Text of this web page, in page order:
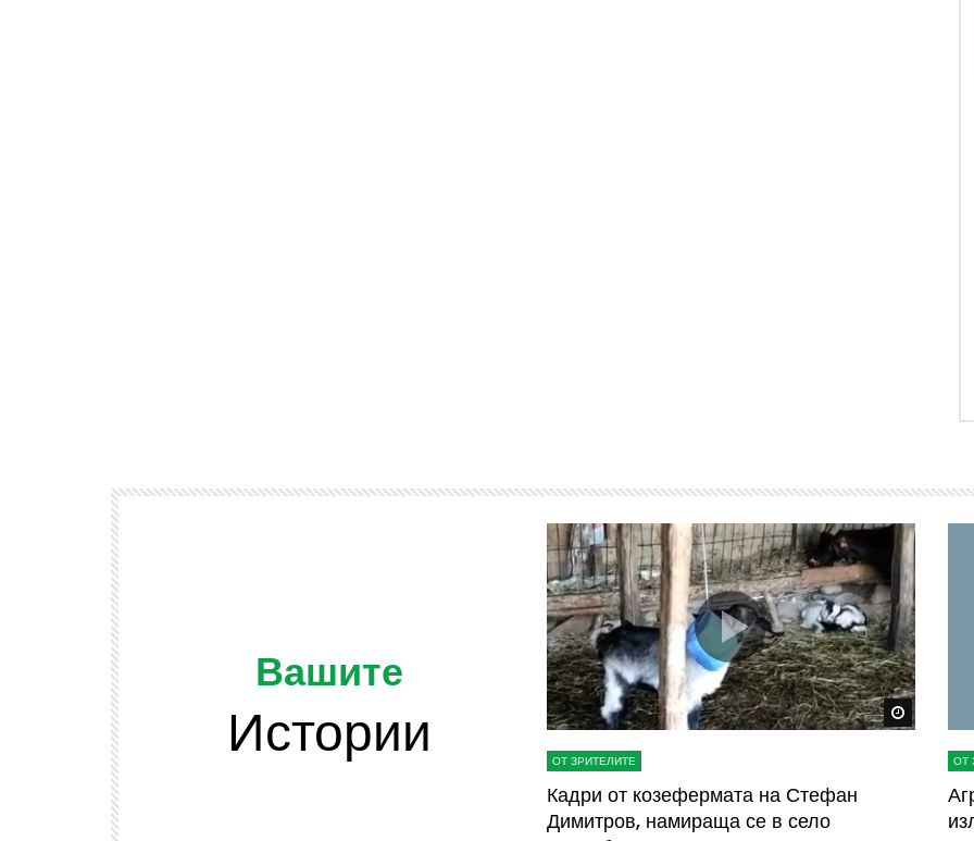
Вашите
Истории
Watch Later Watch Later Watch
ОТ ЗРИТЕЛИТЕ
Кадри от козефермата на Стефан
Димитров, намираща се в село
ОТ